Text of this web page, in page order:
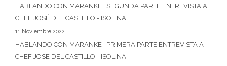
HABLANDO CON MARANKE | SEGUNDA PARTE ENTREVISTA A
CHEF JOSÉ DEL CASTILLO - ISOLINA
11 Noviembre 2022
HABLANDO CON MARANKE | PRIMERA PARTE ENTREVISTA A
CHEF JOSÉ DEL CASTILLO - ISOLINA